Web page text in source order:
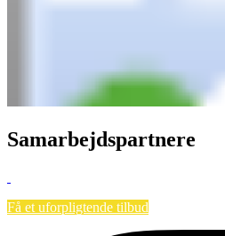
Samarbejdspartnere
Få et uforpligtende tilbud